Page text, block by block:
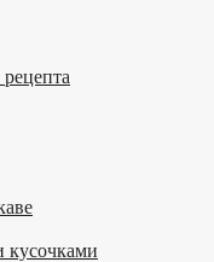
кусочками